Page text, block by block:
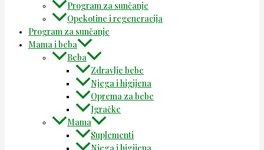
Program za sunčanje
Opekotine i regeneracija
Program za sunčanje
Mama i beba
Beba
Zdravlje bebe
Njega i higijena
Oprema za bebe
Igračke
Mama
Suplementi